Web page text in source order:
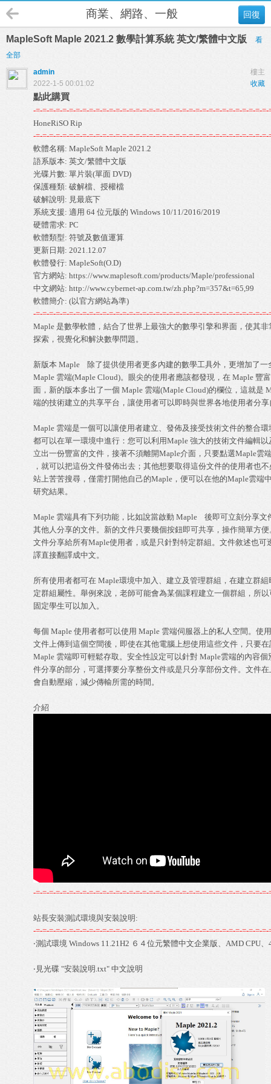
回復
商業、網路、一般
MapleSoft Maple 2021.2 數學計算系統 英文/繁體中文版
看
全部
樓主
admin
收藏
2022-1-5 00:01:02
點此購買
-=-=-=-=-=-=-=-=-=-=-=-=-=-=-=-=-=-=-=-=-=-=-=-=-=-=-=-=-=-=-=-=-=-=-=-
-=-=-=-=-=-=-=-=-=-=-=-=-=-=-=-=-=-=-=-=-=-=-=-=-=-=-=-=-=-=-=-=-=-=-=-
軟體名稱: MapleSoft Maple 2021.2
語系版本: 英文/繁體中文版
光碟片數: 單片裝(單面 DVD)
保護種類: 破解檔、授權檔
破解說明: 見最底下
系統支援: 適用 64 位元版的 Windows 10/11/2016/2019
硬體需求: PC
軟體類型: 符號及數值運算
更新日期: 2021.12.07
軟體發行: MapleSoft(O.D)
官方網站: https://www.maplesoft.com/products/Maple/professional
中文網站: http://www.cybernet-ap.com.tw/zh.php?m=357&t=65,99
-=-=-=-=-=-=-=-=-=-=-=-=-=-=-=-=-=-=-=-=-=-=-=-=-=-=-=-=-=-=-=-=-=-=-=-
Maple 是數學軟體，結合了世界上最強大的數學引擎和界面，使其
探索，視覺化和解決數學問題。
新版本 Maple    除了提供使用者更多內建的數學工具外，更增加了
Maple 雲端(Maple Cloud)。眼尖的使用者應該都發現，在 Maple 豐
面，新的版本多出了一個 Maple 雲端(Maple Cloud)的欄位，這就是
端的技術建立的共享平台，讓使用者可以即時與世界各地使用者分
Maple 雲端是一個可以讓使用者建立、發佈及接受技術文件的整合
都可以在單一環境中進行：您可以利用Maple 強大的技術文件編輯
立出一份豐富的文件，接著不須離開Maple介面，只要點選Maple雲
，就可以把這份文件發佈出去；其他想要取得這份文件的使用者也
站上苦苦搜尋，僅需打開他自己的Maple，便可以在他的Maple雲端
研究結果。
Maple 雲端具有下列功能，比如說當啟動 Maple    後即可立刻分享
其他人分享的文件。新的文件只要幾個按鈕即可共享，操作簡單方
文件分享給所有Maple使用者，或是只針對特定群組。文件敘述也可
譯直接翻譯成中文。
所有使用者都可在 Maple環境中加入、建立及管理群組，在建立群
定群組屬性。舉例來說，老師可能會為某個課程建立一個群組，所
固定學生可以加入。
每個 Maple 使用者都可以使用 Maple 雲端伺服器上的私人空間。使
文件上傳到這個空間後，即使在其他電腦上想使用這些文件，只要
Maple 雲端即可輕鬆存取。安全性設定可以針對 Maple雲端的內容
件分享的部分，可選擇要分享整份文件或是只分享部份文件。文件
會自動壓縮，減少傳輸所需的時間。
-=-=-=-=-=-=-=-=-=-=-=-=-=-=-=-=-=-=-=-=-=-=-=-=-=-=-=-=-=-=-=-=-=-=-=-
站長安裝測試環境與安裝說明:
-=-=-=-=-=-=-=-=-=-=-=-=-=-=-=-=-=-=-=-=-=-=-=-=-=-=-=-=-=-=-=-=-=-=-=-
‧測試環境 Windows 11.21H2 ６４位元繁體中文企業版、AMD CPU
‧見光碟 "安裝說明.txt" 中文說明